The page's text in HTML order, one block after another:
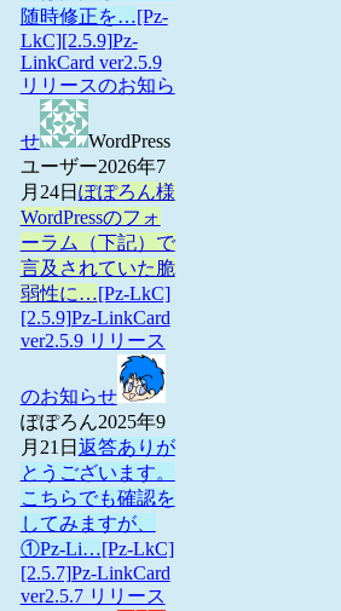
随時修正を…[Pz-
LkC][2.5.9]Pz-
LinkCard ver2.5.9
リリースのお知ら
せ
WordPress
ユーザー2026年7
月24日 ぽぽろん様
WordPressのフォ
ーラム（下記）で
言及されていた脆
弱性に…[Pz-LkC]
[2.5.9]Pz-LinkCard
ver2.5.9 リリース
のお知らせ
ぽぽろん2025年9
月21日 返答ありが
とうございます。
こちらでも確認を
してみますが、
①Pz-Li…[Pz-LkC]
[2.5.7]Pz-LinkCard
ver2.5.7 リリース